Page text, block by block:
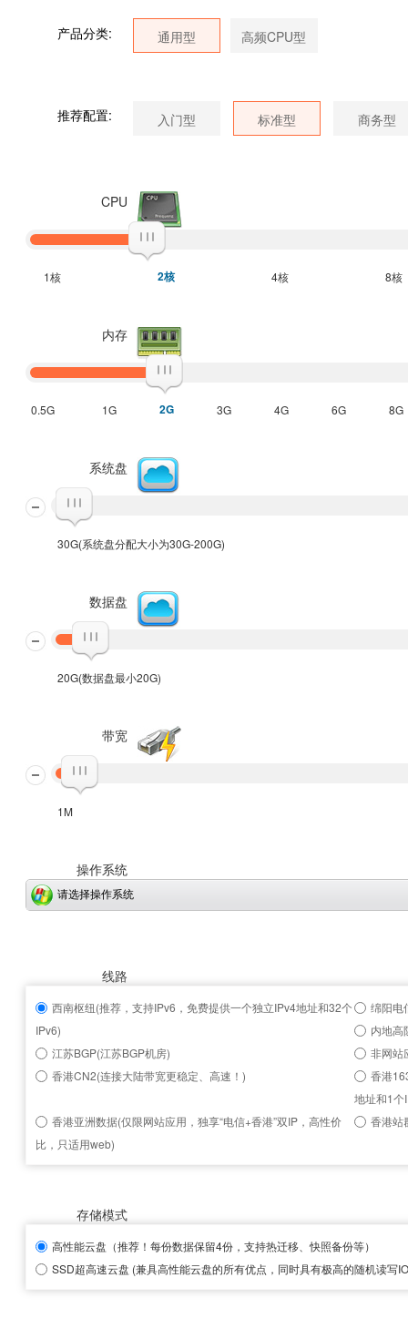
产品分类:
推荐配置:
CPU
1核 2核 4核 8核
内存
0.5G 1G 2G 3G 4G 6G 8G
系统盘
30G(系统盘分配大小为30G-200G)
数据盘
20G(数据盘最小20G)
带宽
1M
操作系统
请选择操作系统
线路
西南枢纽(推荐，支持IPv6，免费提供一个独立IPv4地址和32个
IPv6)
绵阳电
内地高
江苏BGP(江苏BGP机房)
非网站
香港CN2(连接大陆带宽更稳定、高速！)
香港
地址和1个
香港亚洲数据(仅限网站应用，独享“电信+香港”双IP，高性价
比，只适用web)
香港站
存储模式
高性能云盘 （推荐！每份数据保留4份，支持热迁移、快照备份等）
SSD超高速云盘 (兼具高性能云盘的所有优点，同时具有极高的随机读写